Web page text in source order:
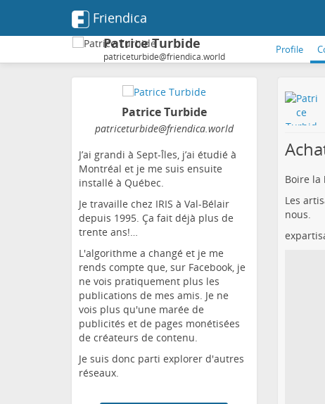
Friendica
Patrice Turbide
patriceturbide@friendica.world
Profile
Patrice Turbide
patriceturbide@friendica.world
J’ai grandi à Sept-Îles, j’ai étudié à
Montréal et je me suis ensuite
installé à Québec.
Je travaille chez IRIS à Val-Bélair
depuis 1995. Ça fait déjà plus de
trente ans!…
L'algorithme a changé et je me
rends compte que, sur Facebook, je
ne vois pratiquement plus les
publications de mes amis. Je ne
vois plus qu'une marée de
publicités et de pages monétisées
de créateurs de contenu.
Je suis donc parti explorer d'autres
réseaux.
Boire la
Les
nous.